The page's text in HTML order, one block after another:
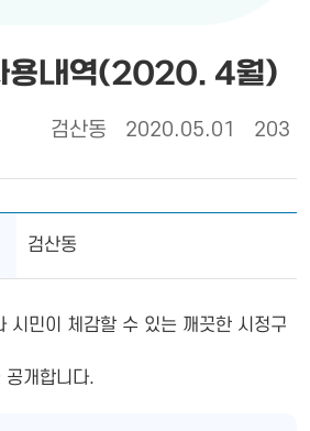
용내역(2020. 4월)
검산동 2020.05.01 203
검산동
시민이 체감할 수 있는 깨끗한 시정구
공개합니다.